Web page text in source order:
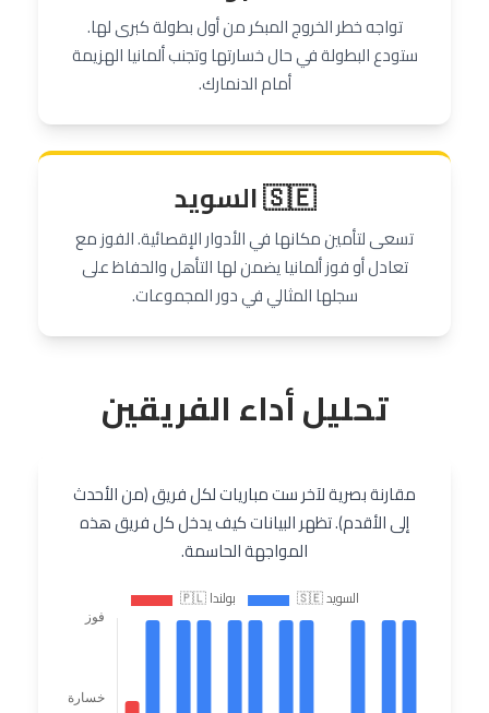
تواجه خطر الخروج المبكر من أول بطولة كبرى لها.
ستودع البطولة في حال خسارتها وتجنب ألمانيا الهزيمة
أمام الدنمارك.
🇸🇪 السويد
تسعى لتأمين مكانها في الأدوار الإقصائية. الفوز مع
تعادل أو فوز ألمانيا يضمن لها التأهل والحفاظ على
سجلها المثالي في دور المجموعات.
تحليل أداء الفريقين
مقارنة بصرية لآخر ست مباريات لكل فريق (من الأحدث
إلى الأقدم). تظهر البيانات كيف يدخل كل فريق هذه
المواجهة الحاسمة.